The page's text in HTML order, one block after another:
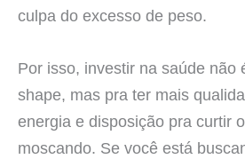
culpa do excesso de peso.
Por isso, investir na saúde não
shape, mas pra ter mais
energia e disposição pra curtir
moscando. Se você está